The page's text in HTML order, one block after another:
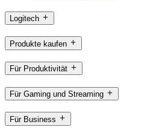
Logitech
Produkte kaufen
Für Produktivität
Für Gaming und Streaming
Für Business